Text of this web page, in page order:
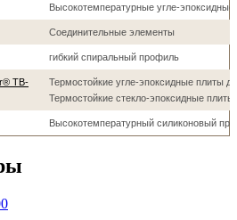
Высокотемпературные угле-
Соединительные элементы
гибкий спиральный профиль
TB-
Термостойкие угле-эпоксидные плиты
Термостойкие стекло-эпоксидные плиты
Высокотемпературный силиконовый